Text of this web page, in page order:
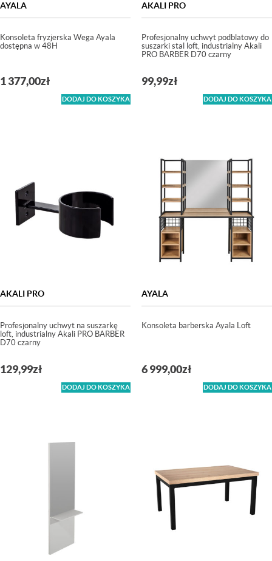
AYALA
Konsoleta fryzjerska Wega Ayala
dostępna w 48H
1 377,00zł
DODAJ DO KOSZYKA
AKALI PRO
Profesjonalny uchwyt podblatowy do
suszarki stal loft, industrialny Akali
PRO BARBER D70 czarny
99,99zł
DODAJ DO KOSZYKA
AKALI PRO
Profesjonalny uchwyt na suszarkę
loft, industrialny Akali PRO BARBER
D70 czarny
129,99zł
DODAJ DO KOSZYKA
AYALA
Konsoleta barberska Ayala Loft
6 999,00zł
DODAJ DO KOSZYKA